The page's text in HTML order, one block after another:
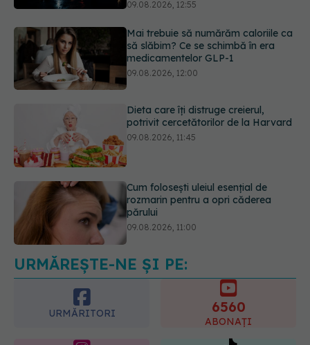
Dieta care îți distruge creierul,
potrivit cercetătorilor de la Harvard
09.08.2026, 11:45
Cum folosești uleiul esențial de
rozmarin pentru a opri căderea
Ce este testul TORCH și cine trebuie
să-l facă. Ce înseamnă un rezultat
pozitiv
URMĂREȘTE-NE ȘI PE:
URMĂRITORI 6560
ABONAȚI